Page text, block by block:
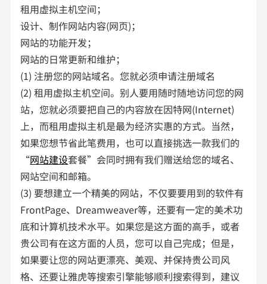
租用虚拟主机空间；
设计、制作网站内容(网页)；
网站的功能开发；
网站的日常更新和维护；
(1) 注册您的网站域名。您就必须申请注册域名
(2) 租用虚拟主机空间。别人要用随时随地访问您的网
站，您就必须要把自己的内容放在因特网(Internet)
上，而租用虚拟主机是最为经济实惠的方式。当然，
如果您想节省此笔费用，也可以直接挑选一款我们的
“网站建设套餐”会同时拥有我们赠送给您的域名、
网站空间和邮箱。
(3) 要想建立一个精美的网站，不仅要要用到的软件有
FrontPage、Dreamweaver等，还要有一定的美术功
底和计算机技术水平。如果您是这方面的高手，或者
贵公司有在这方面的人员，您可以自己完成；但是，
如果要让您的网站更漂亮、美观、并保持贵公司风
格、还要让雅虎等搜索引擎能够顺利搜索得到，建议